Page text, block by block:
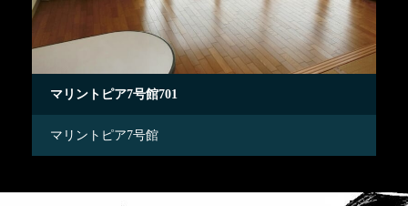
マリントピア7号館701
マリントピア7号館